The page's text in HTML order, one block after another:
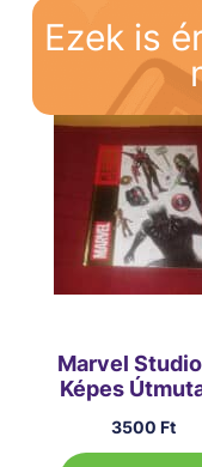
Ezek is
Marvel
Képes
3500Ft